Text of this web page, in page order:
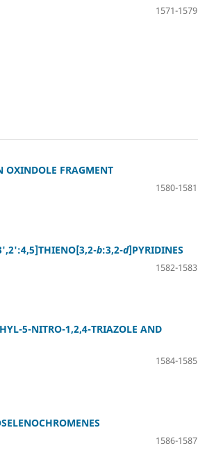
1571-1579
OXINDOLE FRAGMENT
1580-1581
b:3,2-d]PYRIDINES
1582-1583
5-NITRO-1,2,4-TRIAZOLE AND
1584-1585
1586-1587